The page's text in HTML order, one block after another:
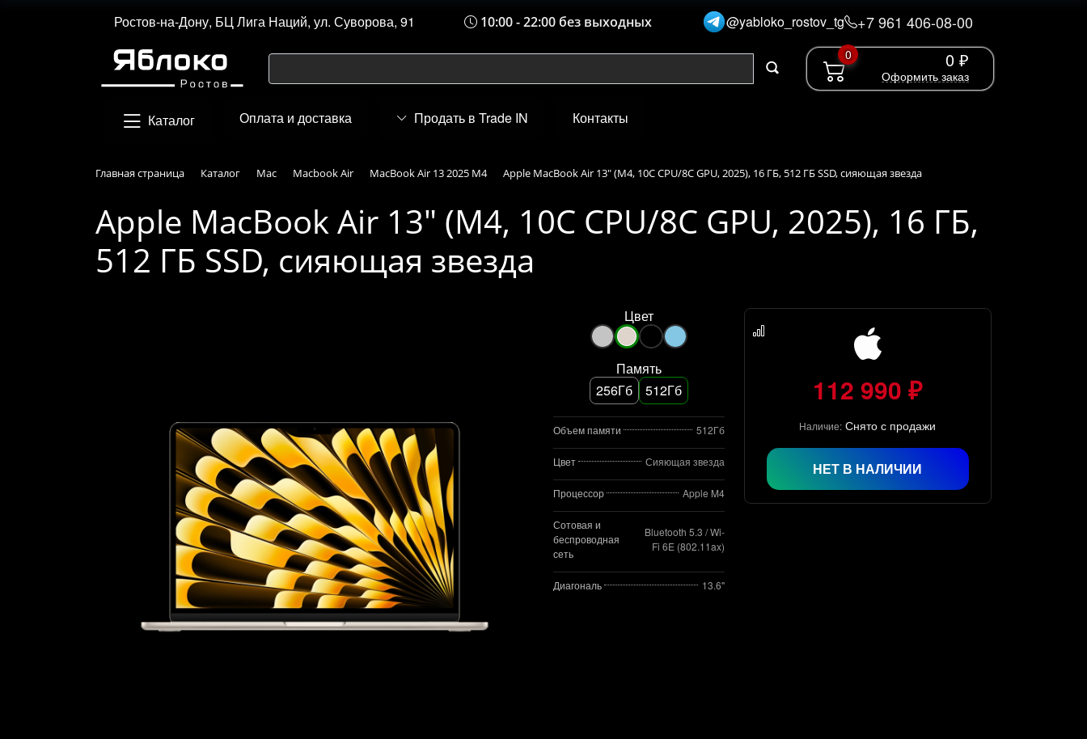
Ростов-на-Дону, БЦ Лига Наций, ул. Суворова, 91 10:00 - 22:00 без выходных @yabloko_rostov_tg +7 961 406-08-00
0 0 ₽
Оформить заказ
Каталог Оплата и доставка Продать в Trade IN Контакты
Главная страница Каталог Mac Macbook Air MacBook Air 13 2025 M4 Apple MacBook Air 13" (M4, 10C CPU/8C GPU, 2025), 16 ГБ, 512 ГБ SSD, сияющая звезда
Apple MacBook Air 13" (M4, 10C CPU/8C GPU, 2025), 16 ГБ,
512 ГБ SSD, сияющая звезда
Цвет
Память
256Гб
512Гб
Объем памяти 512Гб
Цвет Сияющая звезда
Процессор Apple M4
Сотовая и
беспроводная
сеть
Bluetooth 5.3 / Wi-
Fi 6E (802.11ax)
Диагональ 13.6"
112 990 ₽
Наличие: Снято с продажи
НЕТ В НАЛИЧИИ